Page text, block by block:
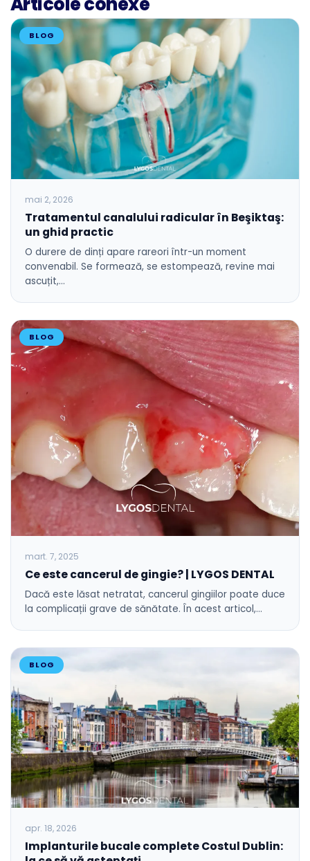
BLOG
mai 2, 2026
Tratamentul canalului radicular în Beşiktaş:
un ghid practic
O durere de dinți apare rareori într-un moment
convenabil. Se formează, se estompează, revine mai
ascuțit,…
BLOG
mart. 7, 2025
Ce este cancerul de gingie? | LYGOS DENTAL
Dacă este lăsat netratat, cancerul gingiilor poate duce
la complicații grave de sănătate. În acest articol,…
BLOG
apr. 18, 2026
Implanturile bucale complete Costul Dublin: